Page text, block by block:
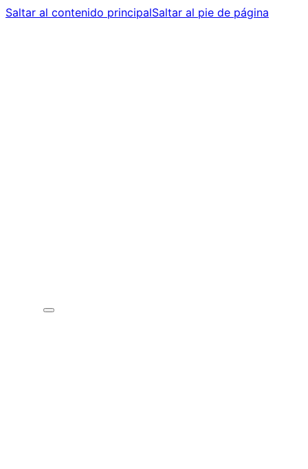
Saltar al contenido principalSaltar al pie de página